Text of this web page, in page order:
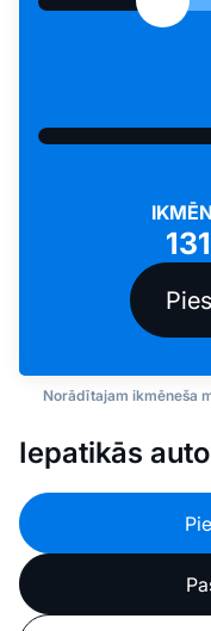
Norādītajam ikmēneša
Iepatikās